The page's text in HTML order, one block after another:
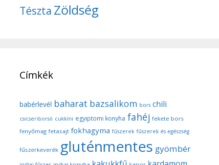
Tészta Zöldség
Címkék
babérlevél baharat bazsalikom bors chili
csicseriborsó cukkíni egyiptomi konyha fahéj fekete bors
fenyőmag fetasajt fokhagyma fűszerek fűszerek és egészség
fűszerkeverék gluténmentes gyömbér